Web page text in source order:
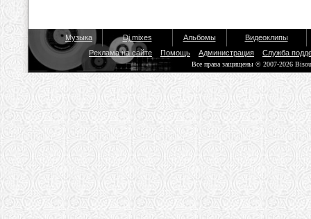
Музыка Dj mixes Альбомы
Видеоклипы
Реклама на сайте
Помощь Администрация Служба
Все права защищены © 2007-2026